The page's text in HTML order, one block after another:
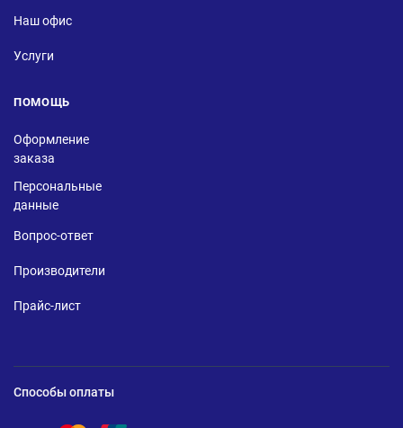
Наш офис
Услуги
ПОМОЩЬ
Оформление
заказа
Персональные
данные
Вопрос-ответ
Производители
Прайс-лист
Способы оплаты